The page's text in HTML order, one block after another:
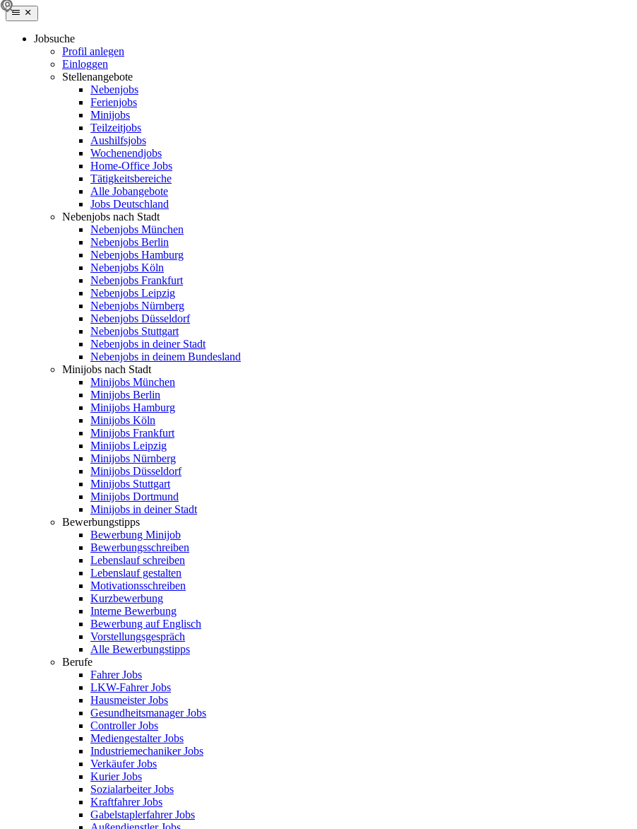
Jobsuche
Profil anlegen
Einloggen
Stellenangebote
Nebenjobs
Ferienjobs
Minijobs
Teilzeitjobs
Aushilfsjobs
Wochenendjobs
Home-Office Jobs
Tätigkeitsbereiche
Alle Jobangebote
Jobs Deutschland
Nebenjobs nach Stadt
Nebenjobs München
Nebenjobs Berlin
Nebenjobs Hamburg
Nebenjobs Köln
Nebenjobs Frankfurt
Nebenjobs Leipzig
Nebenjobs Nürnberg
Nebenjobs Düsseldorf
Nebenjobs Stuttgart
Nebenjobs in deiner Stadt
Nebenjobs in deinem Bundesland
Minijobs nach Stadt
Minijobs München
Minijobs Berlin
Minijobs Hamburg
Minijobs Köln
Minijobs Frankfurt
Minijobs Leipzig
Minijobs Nürnberg
Minijobs Düsseldorf
Minijobs Stuttgart
Minijobs Dortmund
Minijobs in deiner Stadt
Bewerbungstipps
Bewerbung Minijob
Bewerbungsschreiben
Lebenslauf schreiben
Lebenslauf gestalten
Motivationsschreiben
Kurzbewerbung
Interne Bewerbung
Bewerbung auf Englisch
Vorstellungsgespräch
Alle Bewerbungstipps
Berufe
Fahrer Jobs
LKW-Fahrer Jobs
Hausmeister Jobs
Gesundheitsmanager Jobs
Controller Jobs
Mediengestalter Jobs
Industriemechaniker Jobs
Verkäufer Jobs
Kurier Jobs
Sozialarbeiter Jobs
Kraftfahrer Jobs
Gabelstaplerfahrer Jobs